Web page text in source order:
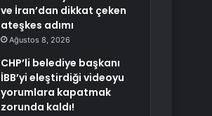
ve İran’dan dikkat çeken
ateşkes adımı
Ağustos 8, 2026
CHP’li belediye başkanı
İBB’yi eleştirdiği videoyu
yorumlara kapatmak
zorunda kaldı!